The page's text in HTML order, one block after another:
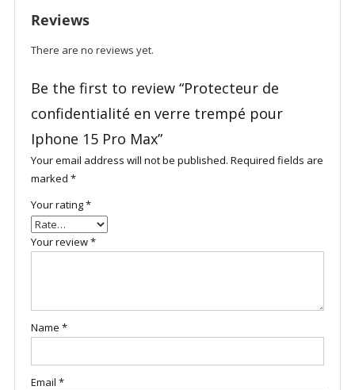
quantity
Reviews
There are no reviews yet.
Be the first to review “Protecteur de
confidentialité en verre trempé pour
Iphone 15 Pro Max”
Your email address will not be published. Required fields are
marked *
Your rating*
Your review*
Name *
Email *